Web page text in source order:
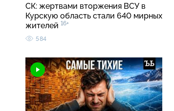
СК: жертвами вторжения ВСУ в
Курскую область стали 640 мирных
жителей 16+
584